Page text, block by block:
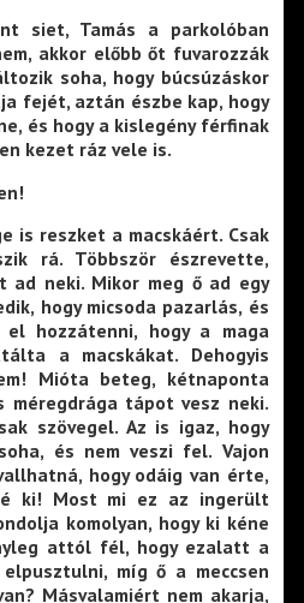
siet, Tamás a parkolóban
akkor előbb őt fuvarozzák
soha, hogy búcsúzáskor
fejét, aztán észbe kap, hogy
és hogy a kislegény férfinak
kezet ráz vele is.
is reszket a macskáért. Csak
rá. Többször észrevette,
ad neki. Mikor meg ő ad egy
hogy micsoda pazarlás, és
hozzátenni, hogy a maga
a macskákat. Dehogyis
Mióta beteg, kétnaponta
méregdrága tápot vesz neki.
szövegel. Az is igaz, hogy
és nem veszi fel. Vajon
hogy odáig van érte,
ki! Most mi ez az ingerült
komolyan, hogy ki kéne
attól fél, hogy ezalatt a
míg ő a meccsen
Másvalamiért nem akarja,